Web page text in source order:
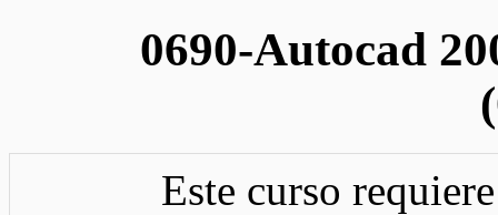
0690-Autocad
Este curso